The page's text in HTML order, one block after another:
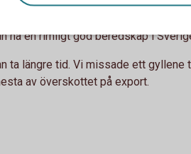
på morötter, socker
ha en rimligt god beredskap i
ta längre tid. Vi missade ett gyllene
av överskottet på export.